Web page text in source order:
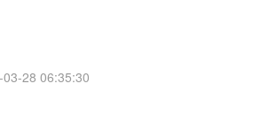
28 06:35:30